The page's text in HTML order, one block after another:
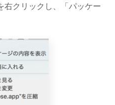
右クリックし、「パッケー